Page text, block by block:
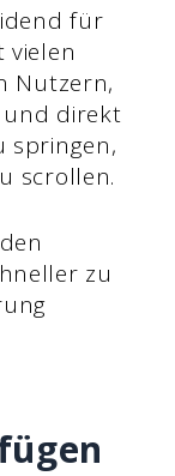
für
vielen
Nutzern,
und direkt
springen,
scrollen.
zu